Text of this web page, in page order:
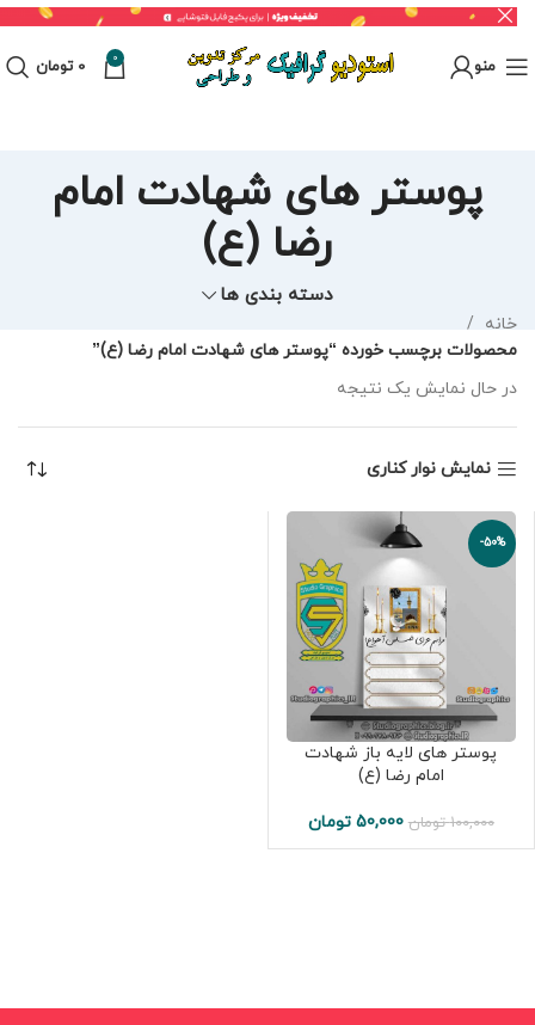
منو 0
0 تومان
پوستر های شهادت امام
رضا (ع)
دسته بندی ها
خانه
محصولات برچسب خورده “پوستر های شهادت امام رضا (ع)”
در حال نمایش یک نتیجه
نمایش نوار کناری
-50%
پوستر های لایه باز شهادت
امام رضا (ع)
100,000 تومان 50,000 تومان